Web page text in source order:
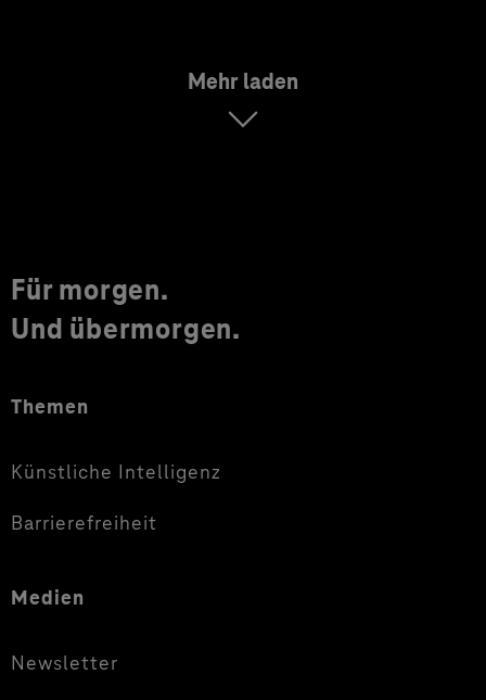
Mehr laden
Für morgen.
Und übermorgen.
Themen
Künstliche Intelligenz
Barrierefreiheit
Medien
Newsletter